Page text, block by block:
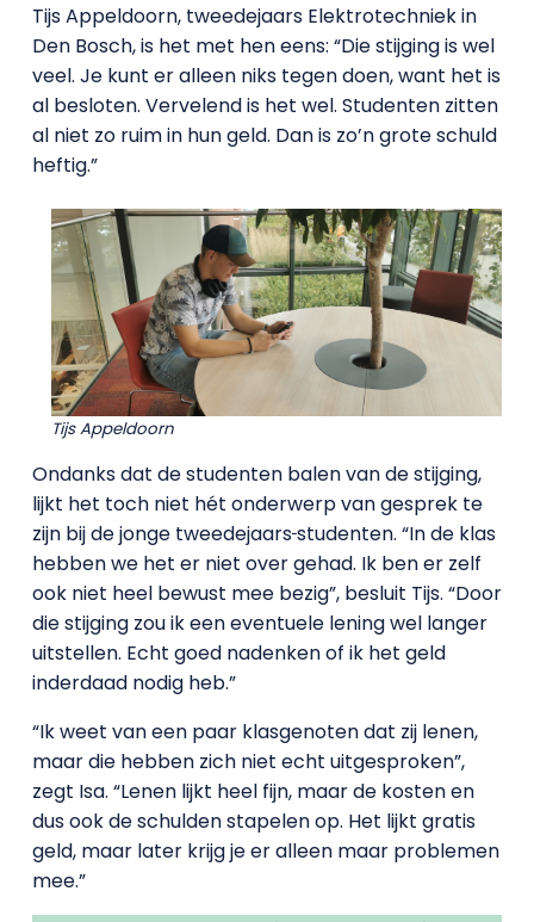
Tijs Appeldoorn, tweedejaars Elektrotechniek in
Den Bosch, is het met hen eens: “Die stijging is wel
veel. Je kunt er alleen niks tegen doen, want het is
al besloten. Vervelend is het wel. Studenten zitten
al niet zo ruim in hun geld. Dan is zo’n grote schuld
heftig.”
Tijs Appeldoorn
Ondanks dat de studenten balen van de stijging,
lijkt het toch niet hét onderwerp van gesprek te
zijn bij de jonge tweedejaarsstudenten. “In de klas
hebben we het er niet over gehad. Ik ben er zelf
ook niet heel bewust mee bezig”, besluit Tijs. “Door
die stijging zou ik een eventuele lening wel langer
uitstellen. Echt goed nadenken of ik het geld
inderdaad nodig heb.”
“Ik weet van een paar klasgenoten dat zij lenen,
maar die hebben zich niet echt uitgesproken”,
zegt Isa. “Lenen lijkt heel fijn, maar de kosten en
dus ook de schulden stapelen op. Het lijkt gratis
geld, maar later krijg je er alleen maar problemen
mee.”